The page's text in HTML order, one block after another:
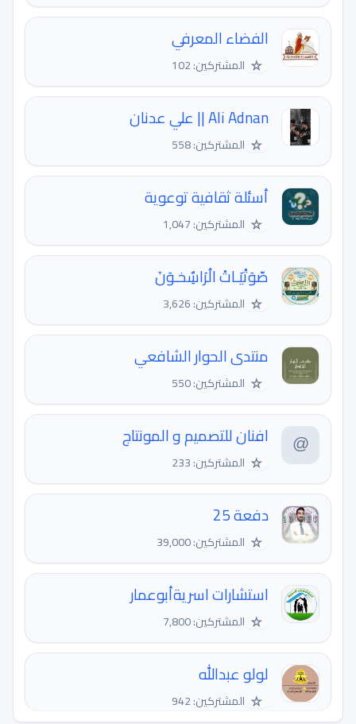
الفضاء المعرفي
☆ المشتركين: 102
Ali Adnan || علي عدنان
☆ المشتركين: 558
أسئلة ثقافية توعوية
☆ المشتركين: 1,047
صّوَتْيَـاتْ الُرَاسٌِخـوَنَ
☆ المشتركين: 3,626
منتدى الحوار الشافعي
☆ المشتركين: 550
افنان للتصميم و المونتاج
☆ المشتركين: 233
دفعة 25
☆ المشتركين: 39,000
استشارات اسريةأبوعمار
☆ المشتركين: 7,800
لولو عبدالله
☆ المشتركين: 942